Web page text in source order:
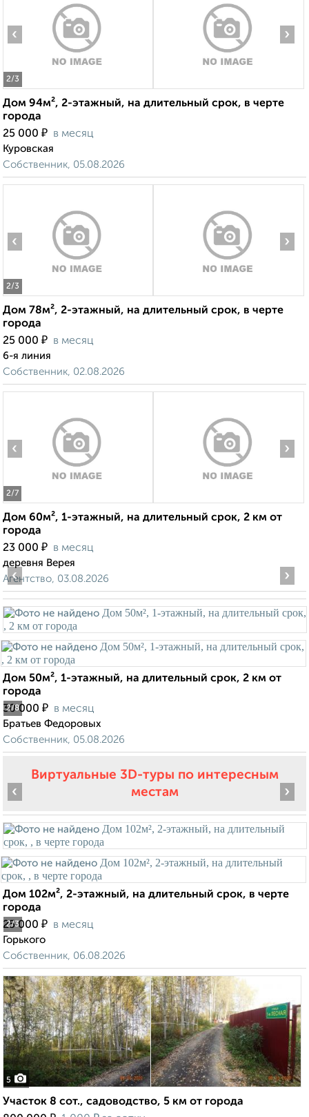
2/3
‹ ›
Дом 94м², 2-этажный, на длительный срок, в черте
города
25 000 ₽ в месяц
Куровская
Собственник, 05.08.2026
2/3
‹ ›
Дом 78м², 2-этажный, на длительный срок, в черте
города
25 000 ₽ в месяц
6-я линия
Собственник, 02.08.2026
2/7
‹ ›
Дом 60м², 1-этажный, на длительный срок, 2 км от
города
23 000 ₽ в месяц
деревня Верея
Агентство, 03.08.2026
2/8
‹ ›
Дом 50м², 1-этажный, на длительный срок, 2 км от
города
30 000 ₽ в месяц
Братьев Федоровых
Собственник, 05.08.2026
Виртуальные 3D-туры по интересным
местам
2/3
‹ ›
Дом 102м², 2-этажный, на длительный срок, в черте
города
25 000 ₽ в месяц
Горького
Собственник, 06.08.2026
5
Участок 8 сот., садоводство, 5 км от города